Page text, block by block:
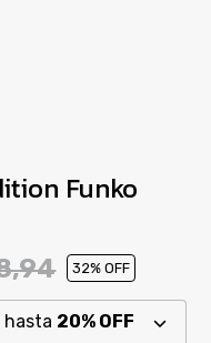
Funko
32% OFF
hasta 20% OFF